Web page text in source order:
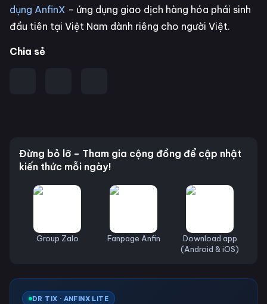
dụng AnfinX - ứng dụng giao dịch hàng hóa phái sinh
đầu tiên tại Việt Nam dành riêng cho người Việt.
Chia sẻ
Đừng bỏ lỡ – Tham gia cộng đồng để cập nhật
kiến thức mỗi ngày!
Group Zalo Fanpage Anfin
Download app
(Android & iOS)
DR TIX · ANFINX LITE